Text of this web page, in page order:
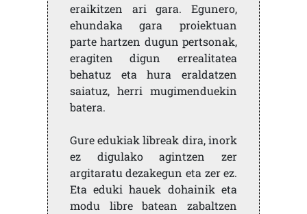
eraikitzen ari gara. Egunero,
ehundaka gara proiektuan
parte hartzen dugun pertsonak,
eragiten digun errealitatea
behatuz eta hura eraldatzen
saiatuz, herri mugimenduekin
batera.
Gure edukiak libreak dira, inork
ez digulako agintzen zer
argitaratu dezakegun eta zer ez.
Eta eduki hauek dohainik eta
modu libre batean zabaltzen